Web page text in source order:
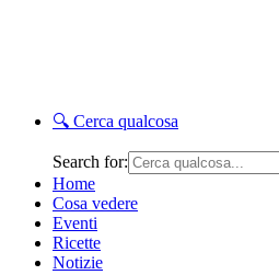
🔍 Cerca qualcosa
Search for:
Home
Cosa vedere
Eventi
Ricette
Notizie